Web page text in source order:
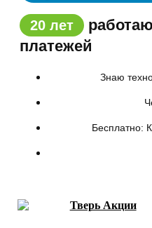
20 лет
платежей
Знаю
Бесплатно: